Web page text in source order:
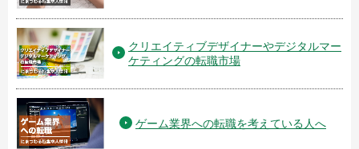
クリエイティブデザイナーやデジタルマー
ケティングの転職市場
ゲーム業界への転職を考えている人へ